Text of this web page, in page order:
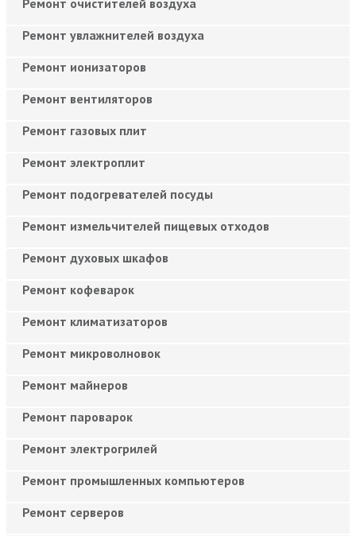
Ремонт увлажнителей воздуха
Ремонт ионизаторов
Ремонт вентиляторов
Ремонт газовых плит
Ремонт электроплит
Ремонт подогревателей посуды
Ремонт измельчителей пищевых отходов
Ремонт духовых шкафов
Ремонт кофеварок
Ремонт климатизаторов
Ремонт микроволновок
Ремонт майнеров
Ремонт пароварок
Ремонт электрогрилей
Ремонт промышленных компьютеров
Ремонт серверов